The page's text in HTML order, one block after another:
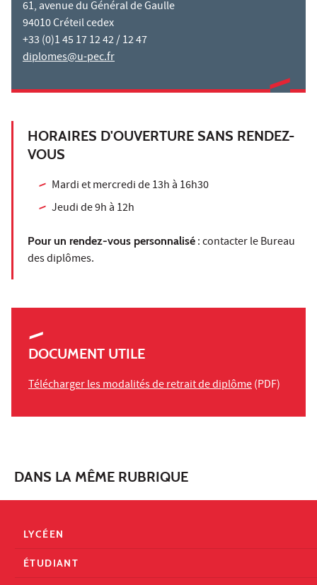
61, avenue du Général de Gaulle
94010 Créteil cedex
+33 (0)1 45 17 12 42 / 12 47
diplomes@u-pec.fr
HORAIRES D'OUVERTURE SANS RENDEZ-
VOUS
Mardi et mercredi de 13h à 16h30
Jeudi de 9h à 12h
Pour un rendez-vous personnalisé : contacter le Bureau
des diplômes.
DOCUMENT UTILE
Télécharger les modalités de retrait de diplôme(PDF)
DANS LA MÊME RUBRIQUE
LYCÉEN
ÉTUDIANT